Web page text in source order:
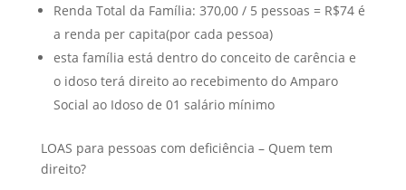
Renda Total da Família: 370,00 / 5 pessoas = R$74 é
a renda per capita(por cada pessoa)
esta família está dentro do conceito de carência e
o idoso terá direito ao recebimento do Amparo
Social ao Idoso de 01 salário mínimo
LOAS para pessoas com deficiência – Quem tem
direito?